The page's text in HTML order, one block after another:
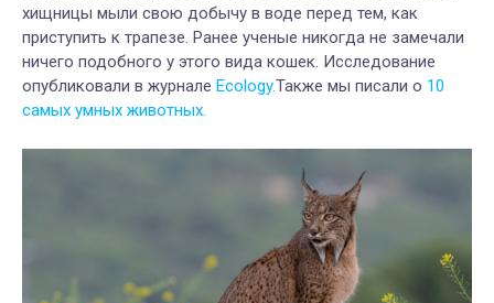
хищницы мыли свою добычу в воде перед тем, как
приступить к трапезе. Ранее ученые никогда не замечали
ничего подобного у этого вида кошек. Исследование
опубликовали в журнале Ecology.Также мы писали о 10
самых умных животных.